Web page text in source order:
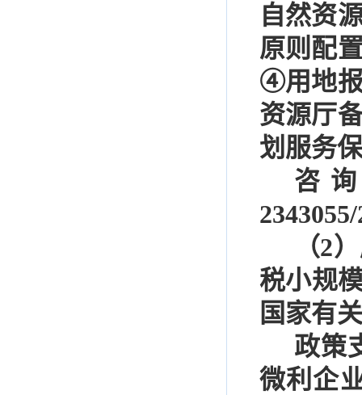
自然资
原则配
④用地
资源厅
划服务
咨
（2
税小规
国家有
政策
微利企